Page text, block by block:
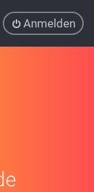
Anmelden